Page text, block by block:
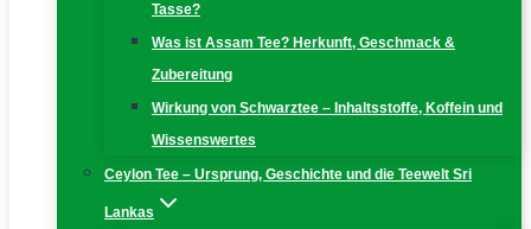
Tasse?
Was ist Assam Tee? Herkunft, Geschmack &
Zubereitung
Wirkung von Schwarztee – Inhaltsstoffe, Koffein und
Wissenswertes
Ceylon Tee – Ursprung, Geschichte und die Teewelt Sri
Lankas